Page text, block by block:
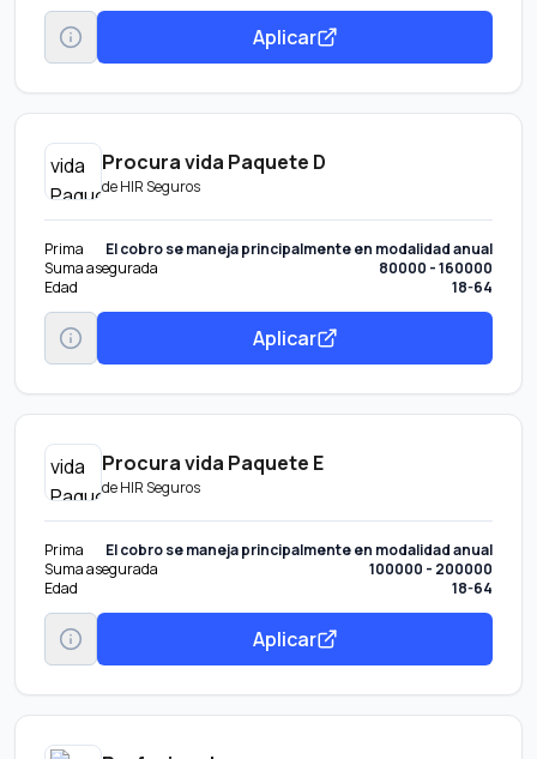
Aplicar
Procura vida Paquete D
deHIR Seguros
Prima
El cobro se maneja principalmente en modalidad anual
Suma asegurada
80000 - 160000
Edad
18-64
Aplicar
Procura vida Paquete E
deHIR Seguros
Prima
El cobro se maneja principalmente en modalidad anual
Suma asegurada
100000 - 200000
Edad
18-64
Aplicar